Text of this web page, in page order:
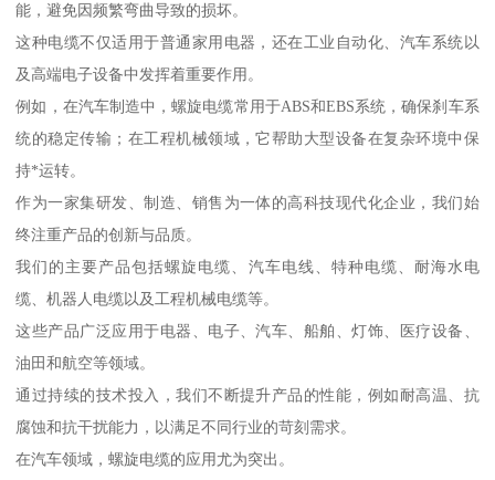
能，避免因频繁弯曲导致的损坏。
这种电缆不仅适用于普通家用电器，还在工业自动化、汽车系统以
及高端电子设备中发挥着重要作用。
例如，在汽车制造中，螺旋电缆常用于ABS和EBS系统，确保刹车系
统的稳定传输；在工程机械领域，它帮助大型设备在复杂环境中保
持*运转。
作为一家集研发、制造、销售为一体的高科技现代化企业，我们始
终注重产品的创新与品质。
我们的主要产品包括螺旋电缆、汽车电线、特种电缆、耐海水电
缆、机器人电缆以及工程机械电缆等。
这些产品广泛应用于电器、电子、汽车、船舶、灯饰、医疗设备、
油田和航空等领域。
通过持续的技术投入，我们不断提升产品的性能，例如耐高温、抗
腐蚀和抗干扰能力，以满足不同行业的苛刻需求。
在汽车领域，螺旋电缆的应用尤为突出。